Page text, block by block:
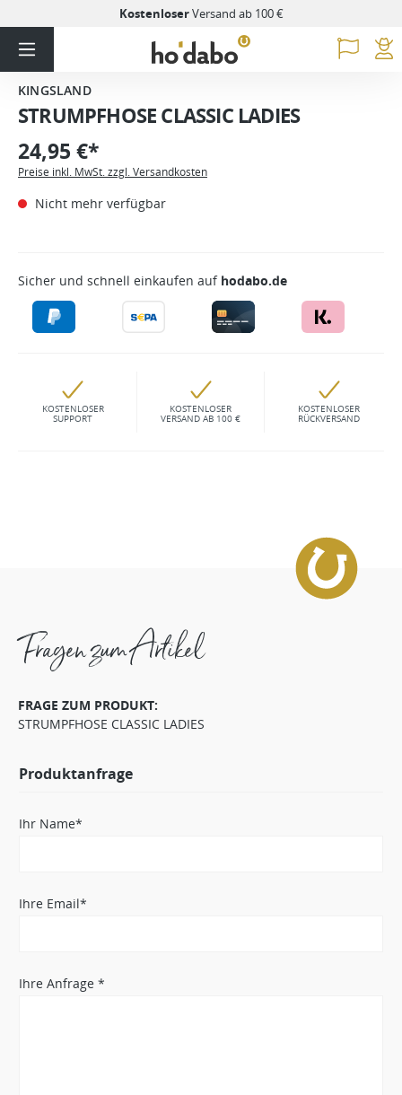
KostenloserVersand ab 100 €
KINGSLAND
STRUMPFHOSE CLASSIC LADIES
24,95 €*
Preise inkl. MwSt. zzgl. Versandkosten
Nicht mehr verfügbar
Sicher und schnell einkaufen auf hodabo.de
KOSTENLOSER
SUPPORT
KOSTENLOSER
VERSAND AB 100 €
KOSTENLOSER
RÜCKVERSAND
Fragen zum Artikel
FRAGE ZUM PRODUKT:
STRUMPFHOSE CLASSIC LADIES
Produktanfrage
Ihr Name*
Ihre Email*
Ihre Anfrage *